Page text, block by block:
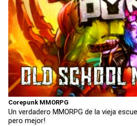
Corepunk MMORPG
Un verdadero MMORPG de la vieja
pero mejor!